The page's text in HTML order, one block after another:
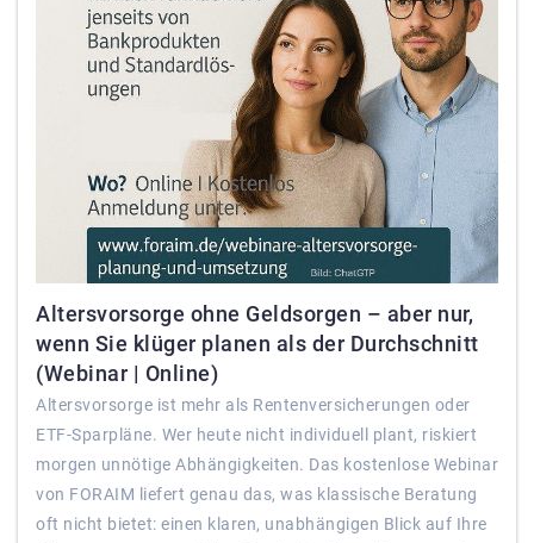
Altersvorsorge ohne Geldsorgen – aber nur,
wenn Sie klüger planen als der Durchschnitt
(Webinar | Online)
Altersvorsorge ist mehr als Rentenversicherungen oder
ETF-Sparpläne. Wer heute nicht individuell plant, riskiert
morgen unnötige Abhängigkeiten. Das kostenlose Webinar
von FORAIM liefert genau das, was klassische Beratung
oft nicht bietet: einen klaren, unabhängigen Blick auf Ihre